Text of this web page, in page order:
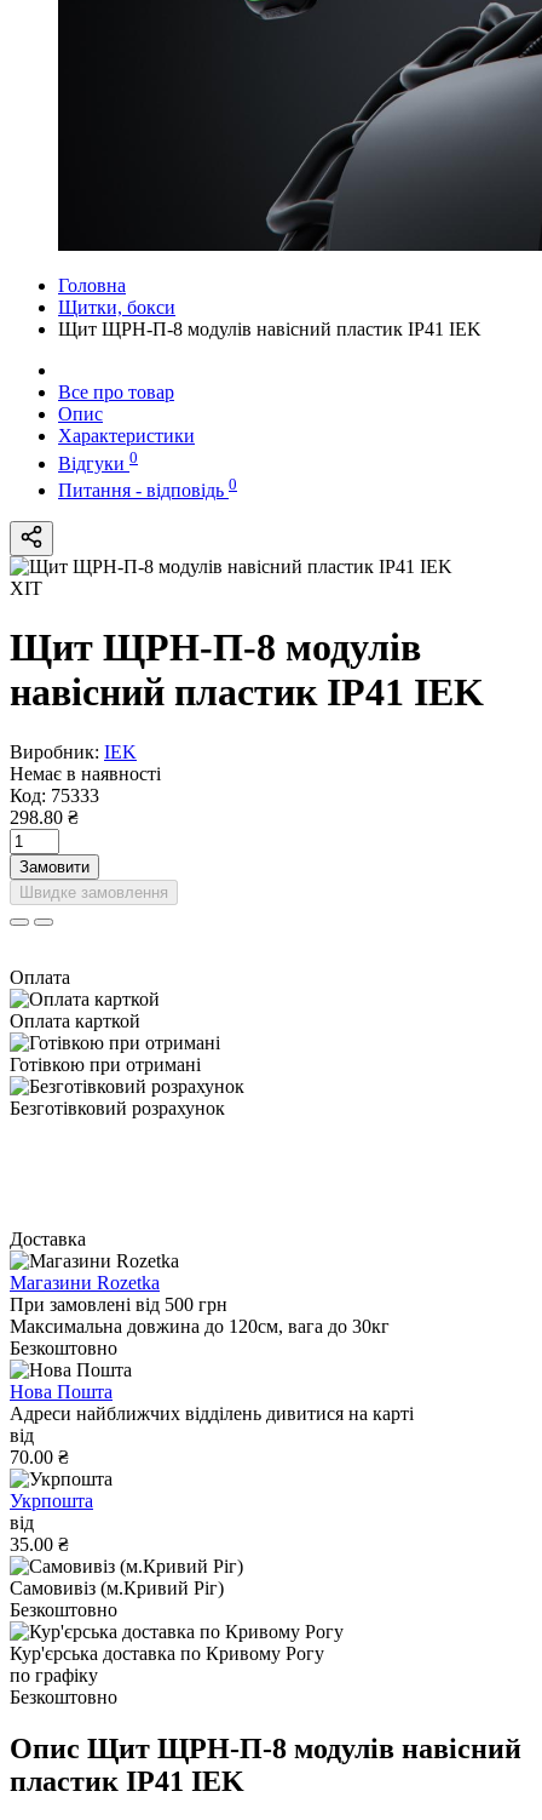
Головна
Щитки, бокси
Щит ЩРН-П-8 модулів навісний пластик IP41 IEK
Все про товар
Опис
Характеристики
Відгуки 0
Питання - відповідь 0
ХІТ
Щит ЩРН-П-8 модулів
навісний пластик IP41 IEK
Виробник: IEK
Немає в наявності
Код: 75333
298.80 ₴
Замовити
Швидке замовлення
Оплата
Оплата карткой
Готівкою при отримані
Безготівковий розрахунок
Доставка
Магазини Rozetka
При замовлені від 500 грн
Максимальна довжина до 120см, вага до 30кг
Безкоштовно
Нова Пошта
Адреси найближчих відділень дивитися на карті
від
70.00 ₴
Укрпошта
від
35.00 ₴
Самовивіз (м.Кривий Ріг)
Безкоштовно
Кур'єрська доставка по Кривому Рогу
по графіку
Безкоштовно
Опис Щит ЩРН-П-8 модулів навісний
пластик IP41 IEK